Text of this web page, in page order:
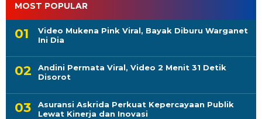
MOST POPULAR
Video Mukena Pink Viral, Bayak Diburu Warganet
Ini Dia
Andini Permata Viral, Video 2 Menit 31 Detik
Disorot
Asuransi Askrida Perkuat Kepercayaan Publik
Lewat Kinerja dan Inovasi